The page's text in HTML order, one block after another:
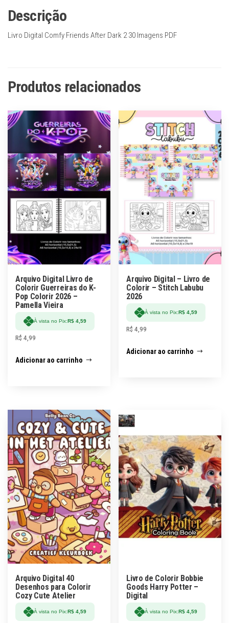
quantidade
Descrição
Livro Digital Comfy Friends After Dark 2 30 Imagens PDF
Produtos relacionados
Arquivo Digital Livro de
Colorir Guerreiras do K-
Pop Colorir 2026 –
Pamella Vieira
À vista no Pix:R$ 4,59
R$ 4,99
Adicionar ao carrinho
Arquivo Digital – Livro de
Colorir – Stitch Labubu
2026
À vista no Pix:R$ 4,59
R$ 4,99
Adicionar ao carrinho
Arquivo Digital 40
Desenhos para Colorir
Cozy Cute Atelier
À vista no Pix:R$ 4,59
Livro de Colorir Bobbie
Goods Harry Potter –
Digital
À vista no Pix:R$ 4,59